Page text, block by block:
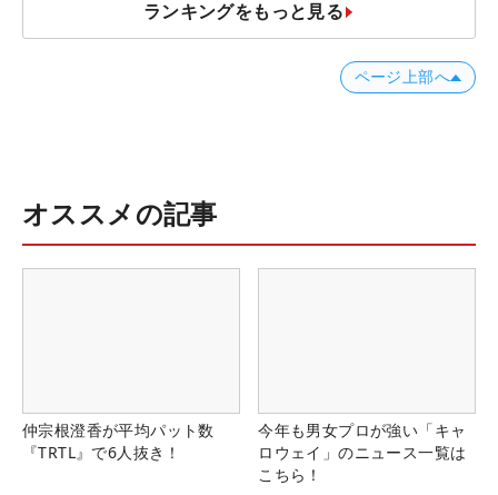
ランキングをもっと見る
ページ上部へ
オススメの記事
仲宗根澄香が平均パット数
『TRTL』で6人抜き！
今年も男女プロが強い「キャ
ロウェイ」のニュース一覧は
こちら！